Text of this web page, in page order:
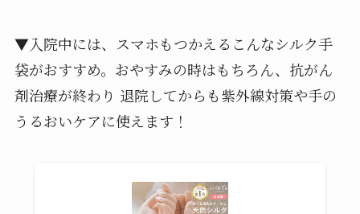
▼入院中には、スマホもつかえるこんなシルク手
袋がおすすめ。おやすみの時はもちろん、抗がん
剤治療が終わり 退院してからも紫外線対策や手の
うるおいケアに使えます！